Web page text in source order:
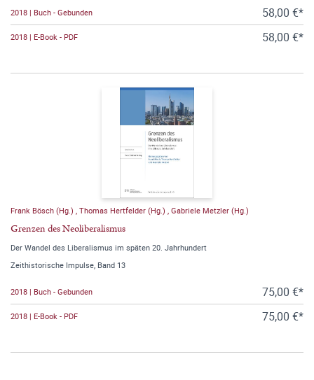
2018 | Buch - Gebunden 58,00 €*
2018 | E-Book - PDF 58,00 €*
Frank Bösch (Hg.) Thomas Hertfelder (Hg.) Gabriele Metzler (Hg.)
Grenzen des Neoliberalismus
Der Wandel des Liberalismus im späten 20. Jahrhundert
Zeithistorische Impulse, Band 13
2018 | Buch - Gebunden 75,00 €*
2018 | E-Book - PDF 75,00 €*